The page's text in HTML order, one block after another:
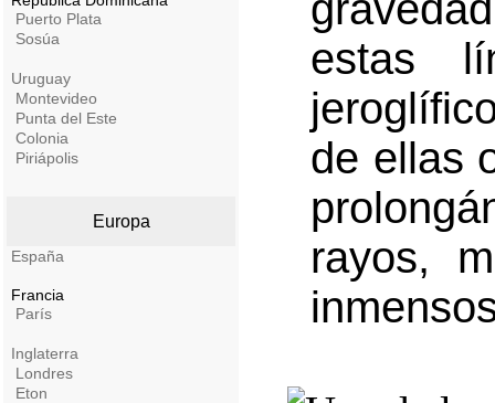
Puerto Plata
Sosúa
Uruguay
Montevideo
Punta del Este
Colonia
Piriápolis
Europa
España
Francia
París
Inglaterra
Londres
Eton
estas
de ellas
rayos,